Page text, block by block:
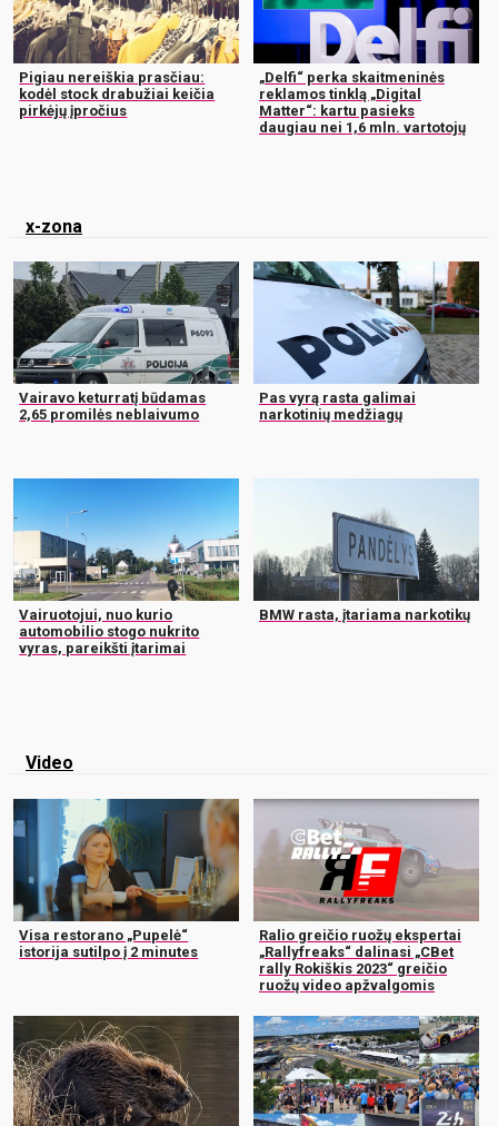
Pigiau nereiškia prasčiau:
kodėl stock drabužiai keičia
pirkėjų įpročius
„Delfi“ perka skaitmeninės
reklamos tinklą „Digital
Matter“: kartu pasieks
daugiau nei 1,6 mln. vartotojų
x-zona
Vairavo keturratį būdamas
2,65 promilės neblaivumo
Pas vyrą rasta galimai
narkotinių medžiagų
Vairuotojui, nuo kurio
automobilio stogo nukrito
vyras, pareikšti įtarimai
BMW rasta, įtariama narkotikų
Video
Visa restorano „Pupelė“
istorija sutilpo į 2 minutes
Ralio greičio ruožų ekspertai
„Rallyfreaks“ dalinasi „CBet
rally Rokiškis 2023“ greičio
ruožų video apžvalgomis